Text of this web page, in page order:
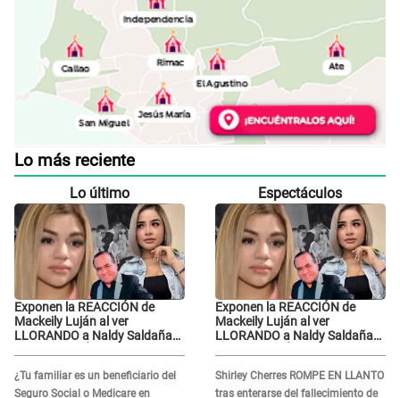
Lo más reciente
Lo último
Exponen la REACCIÓN de
Mackeily Luján al ver
LLORANDO a Naldy Saldaña
¿Tu familiar es un beneficiario del
Seguro Social o Medicare en
Espectáculos
Exponen la REACCIÓN de
Mackeily Luján al ver
LLORANDO a Naldy Saldaña
Shirley Cherres ROMPE EN LLANTO
tras enterarse del fallecimiento de